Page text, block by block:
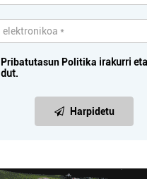
Pribatutasun Politika irakurri
dut.
Harpidetu